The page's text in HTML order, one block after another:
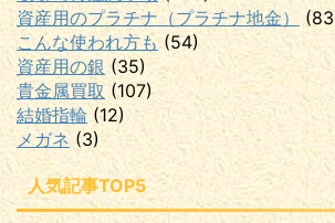
資産用のプラチナ（プラチナ地金）
こんな使われ方も (54)
資産用の銀 (35)
貴金属買取(107)
結婚指輪 (12)
メガネ (3)
人気記事TOP5